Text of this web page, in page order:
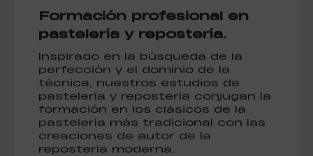
Formación profesional en
pastelería y repostería.
Inspirado en la búsqueda de la
perfección y el dominio de la
técnica, nuestros estudios de
pastelería y repostería conjugan la
formación en los clásicos de la
pastelería más tradicional con las
creaciones de autor de la
repostería moderna.